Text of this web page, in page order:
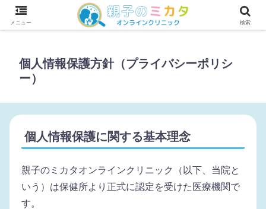
わが子の診断に納得できない凹凸キッズママが薬に頼らずわが子を伸ばす！
個人情報保護方針（プライバシーポリシ
ー）
個人情報保護に関する基本理念
親子のミカタオンラインクリニック（以下、当院と
いう）は保健所より正式に認定を受けた医療機関で
す。
メニュー 検索